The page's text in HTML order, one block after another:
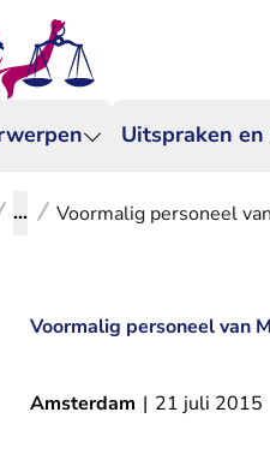
Uitspraken
... Voormalig personeel
Voormalig personeel van
Amsterdam | 21 juli 2015